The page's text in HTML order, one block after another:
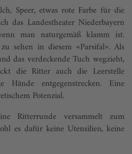
Speer, etwas rote Farbe für die
das Landestheater Niederbayern
man naturgemäß klamm ist.
sehen in diesem «Parsifal». Als
das verdeckende Tuch wegzieht,
die Ritter auch die Leerstelle
entgegenstrecken. Eine
Potenzial.
Ritterrunde versammelt zum
es dafür keine Utensilien, keine